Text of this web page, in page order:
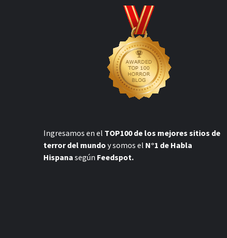
Ingresamos en el TOP100 de los mejores sitios de
terror del mundo y somos el N°1 de Habla
Hispana según Feedspot.